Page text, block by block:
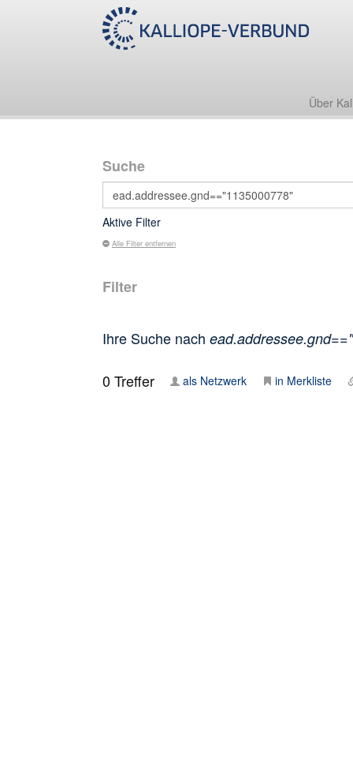
Über
Suche
Aktive Filter
Alle Filter entfernen
Filter
Ihre Suche nach
0Treffer als Netzwerk in Merkliste